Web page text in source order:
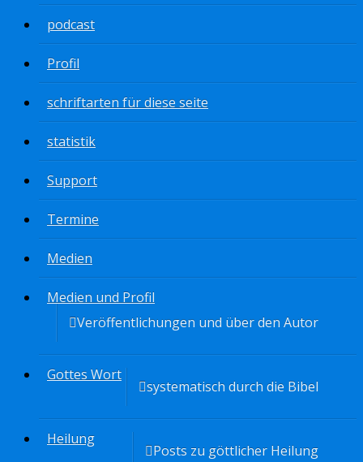
podcast
Profil
schriftarten für diese seite
statistik
Support
Termine
Medien
Medien und Profil
Veröffentlichungen und über den Autor
Gottes Wort
systematisch durch die Bibel
Heilung
Posts zu göttlicher Heilung